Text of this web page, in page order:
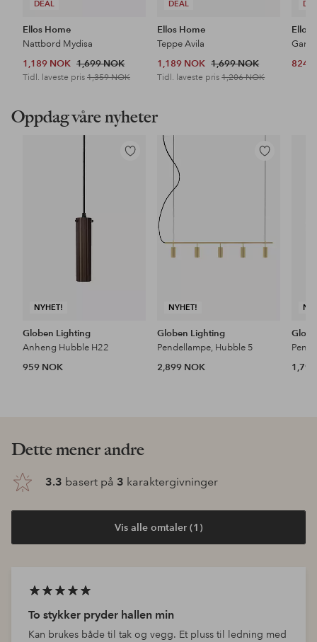
DEAL
Ellos Home
Nattbord Mydisa
1,189 NOK 1,699 NOK
Tidl. laveste pris 1,359 NOK
DEAL
Ellos Home
Teppe Avila
1,189 NOK 1,699 NOK
Tidl. laveste pris1,206 NOK
Ellos
824
Oppdag våre nyheter
NYHET!
Legg
Globen Lighting
Anheng Hubble H22
959 NOK
NYHET!
Legg
Globen Lighting
Pendellampe, Hubble 5
2,899 NOK
Dette mener andre
3.3 basert på 3 karaktergivninger
Vis alle omtaler (1)
To stykker pryder hallen min
Kan brukes både til tak og vegg. Et pluss til ledning med